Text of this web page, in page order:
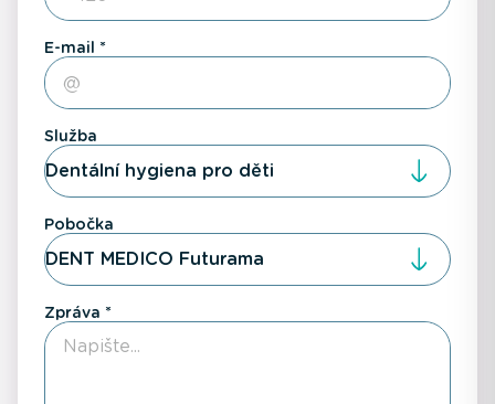
E-mail
Služba
Dentální hygiena pro děti
Pobočka
DENT MEDICO Futurama
Zpráva